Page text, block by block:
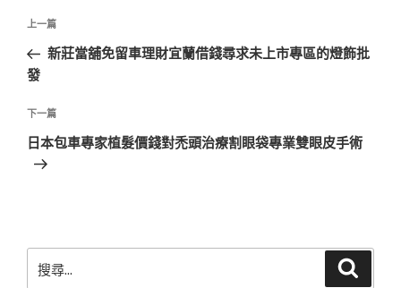
文
導
覽
上
一
篇
章
上一篇
新莊當舖免留車理財宜蘭借錢尋求未上市專區的燈飾批
發
下
一
篇
下一篇
日本包車專家植髮價錢對禿頭治療割眼袋專業雙眼皮手術
尋